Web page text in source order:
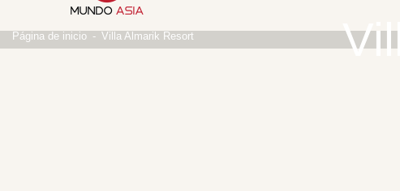
Página de inicio Villa Almarik Resort